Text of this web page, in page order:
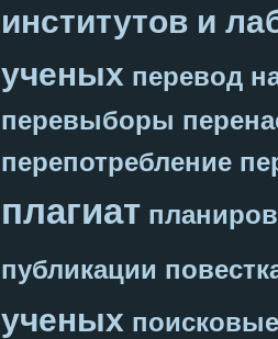
институтов и
ученых перевод
перевыборы
перепотребление
плагиат
публикации
ученых